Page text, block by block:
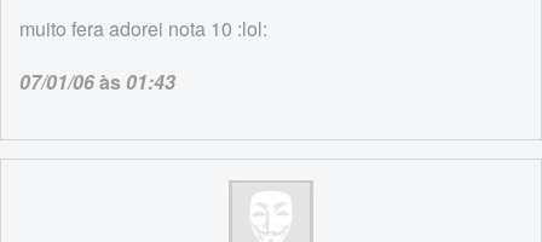
muito fera adorei nota 10 :lol:
07/01/06às01:43